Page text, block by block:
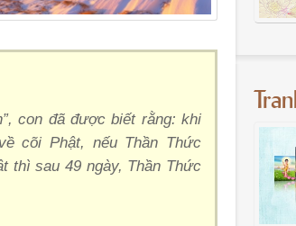
con đã được biết rằng: khi
cõi Phật, nếu Thần Thức
thì sau 49 ngày, Thần Thức